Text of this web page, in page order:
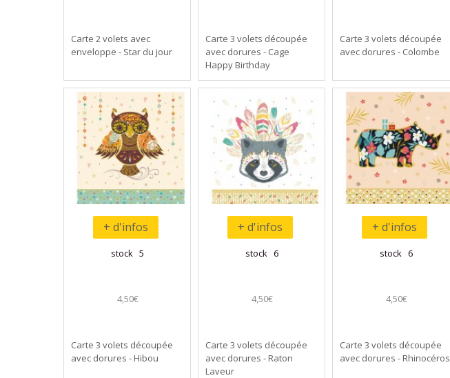
Carte 2 volets avec
enveloppe - Star du jour
Carte 3 volets découpée
avec dorures - Cage
Happy Birthday
Carte 3 volets découpée
avec dorures - Colombe
+ d'infos
stock 5
4,50€
Carte 3 volets découpée
avec dorures - Hibou
+ d'infos
stock 6
4,50€
Carte 3 volets découpée
avec dorures - Raton
Laveur
+ d'infos
stock 6
4,50€
Carte 3 volets découpée
avec dorures - Rhinocéros